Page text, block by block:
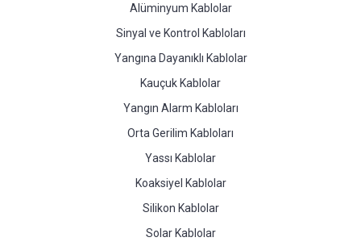
Alüminyum Kablolar
Sinyal ve Kontrol Kabloları
Yangına Dayanıklı Kablolar
Kauçuk Kablolar
Yangın Alarm Kabloları
Orta Gerilim Kabloları
Yassı Kablolar
Koaksiyel Kablolar
Silikon Kablolar
Solar Kablolar